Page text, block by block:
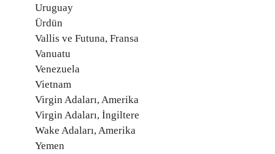
Uruguay
Ürdün
Vallis ve Futuna, Fransa
Vanuatu
Venezuela
Vietnam
Virgin Adaları, Amerika
Virgin Adaları, İngiltere
Wake Adaları, Amerika
Yemen